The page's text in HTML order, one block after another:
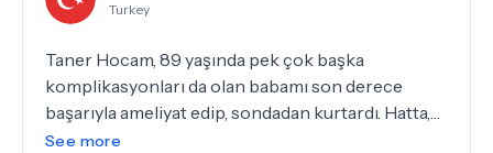
Turkey
Taner Hocam, 89 yaşında pek çok başka
komplikasyonları da olan babamı son derece
başarıyla ameliyat edip, sondadan kurtardı. Hatta,
ameliyatı takip eden günlerde babamı ameliyat
See more